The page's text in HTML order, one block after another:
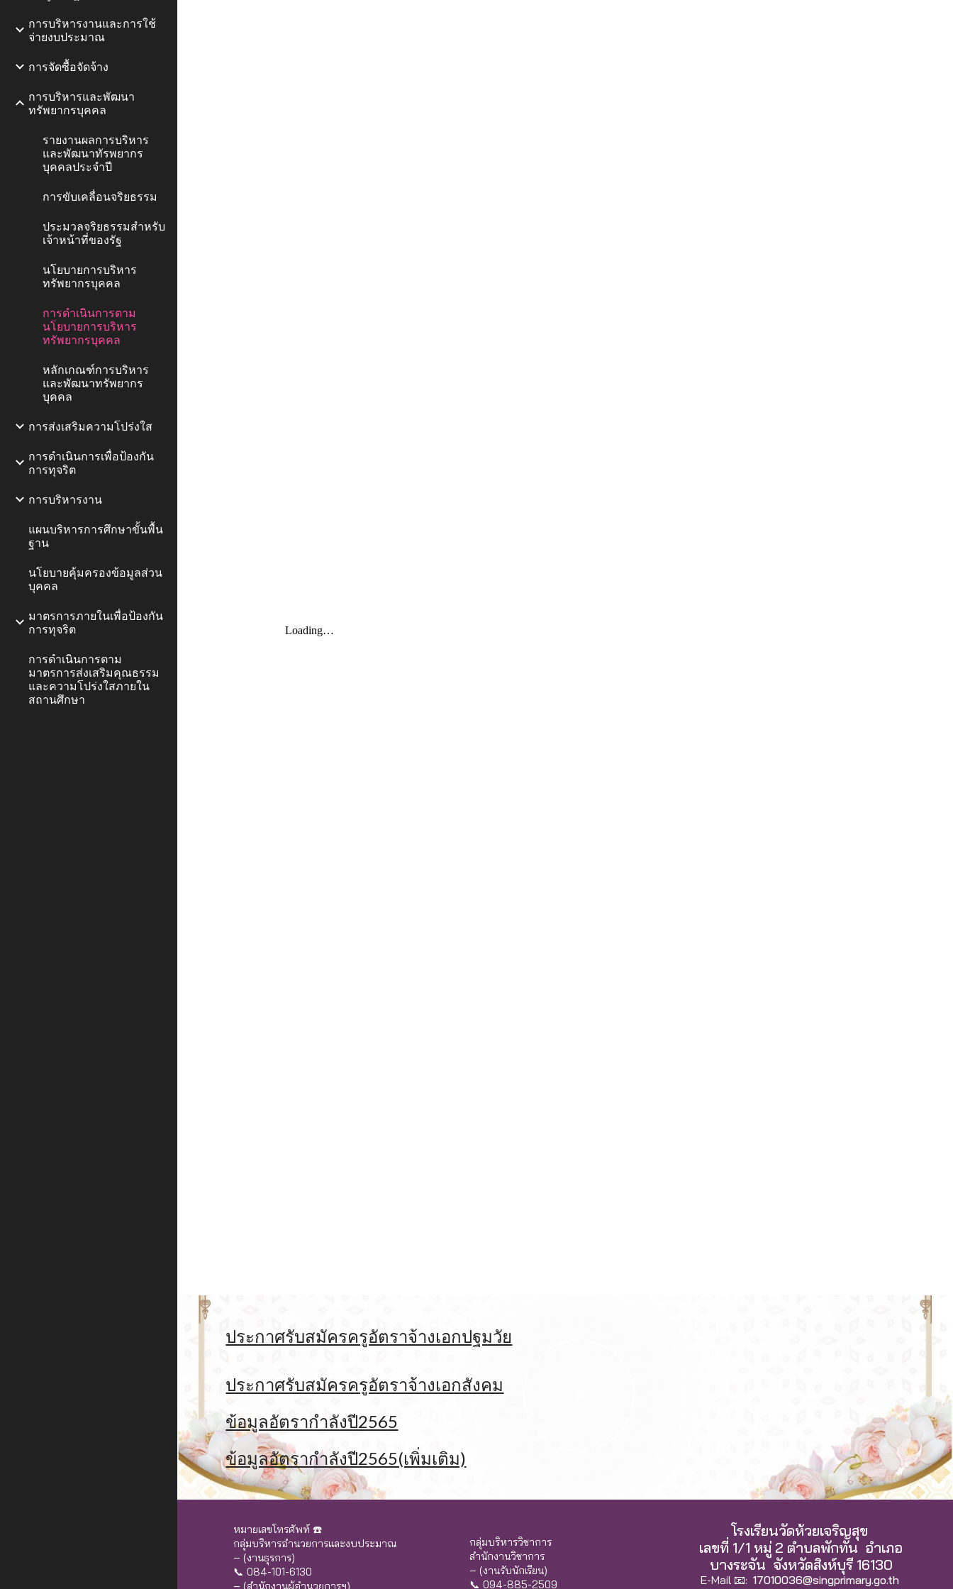
การบริหารงานและการใช้
จ่ายงบประมาณ
การจัดซื้อจัดจ้าง
การบริหารและพัฒนา
ทรัพยากรบุคคล
รายงานผลการบริหาร
และพัฒนาทัรพยากร
บุคคลประจำปี
การขับเคลื่อนจริยธรรม
ประมวลจริยธรรมสำหรับ
เจ้าหน้าที่ของรัฐ
นโยบายการบริหาร
ทรัพยากรบุคคล
การดำเนินการตาม
นโยบายการบริหาร
ทรัพยากรบุคคล
หลักเกณฑ์การบริหาร
และพัฒนาทรัพยากร
บุคคล
การส่งเสริมความโปร่งใส
การดำเนินการเพื่อป้องกัน
การทุจริต
การบริหารงาน
แผนบริหารการศึกษาขั้นพื้น
ฐาน
นโยบายคุ้มครองข้อมูลส่วน
บุคคล
มาตรการภายในเพื่อป้องกัน
การทุจริต
การดำเนินการตาม
มาตรการส่งเสริมคุณธรรม
และความโปร่งใสภายใน
สถานศึกษา
ประกาศรับสมัครครูอัตราจ้างเอกปฐมวัย
ประกาศรับสมัครครูอัตราจ้างเอกสังคม
ข้อมูลอัตรากำลังปี2565
ข้อมูลอัตรากำลังปี2565(เพิ่มเติม)
หมายเลขโทรศัพท์ ☎️
กลุ่มบริหารอำนวยการและงบประมาณ
– (งานธุรการ)
📞 084-101-6130
– (สำนักงานผู้อำนวยการฯ)
กลุ่มบริหารวิชาการ
สำนักงานวิชาการ
– (งานรับนักเรียน)
📞 094-885-2509
โรงเรียนวัดห้วยเจริญสุข
เลขที่ 1/1 หมู่ 2 ตำบลพักทัน อำเภอ
บางระจัน จังหวัดสิงห์บุรี 16130
E-Mail 📧: 17010036@singprimary.go.th